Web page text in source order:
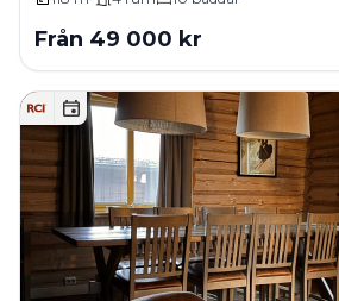
Från 49 000 kr